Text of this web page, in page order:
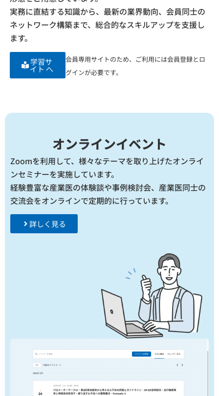
実務に直結する知識から、最新の業界動向、会員同士の
ネットワーク構築まで、総合的なスキルアップを支援し
ます。
学習サ
イト へ
会員専用サイトのため、ご利用には会員登録とロ
グインが必要です。
オンラインイベント
Zoomを利用して、様々なテーマを取り上げたオンライ
ンセミナーを実施しています。
経験豊富な産業医の体験談や事例検討会、産業医同士の
交流会をオンラインで定期的に行っています。
詳しく見る